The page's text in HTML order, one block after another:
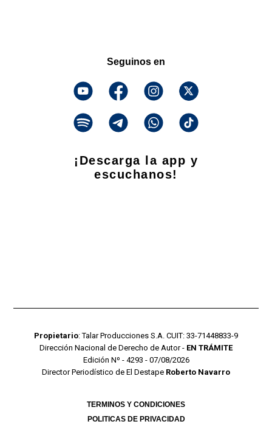
Seguinos en
¡Descarga la app y
escuchanos!
Propietario: Talar Producciones S.A. CUIT: 33-71448833-9
Dirección Nacional de Derecho de Autor - EN TRÁMITE
Edición Nº - 4293 - 07/08/2026
Director Periodístico de El Destape Roberto Navarro
TERMINOS Y CONDICIONES
POLITICAS DE PRIVACIDAD